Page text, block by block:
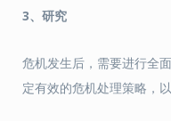
3、研究
危机发生后，需要进行全
定有效的危机处理策略，